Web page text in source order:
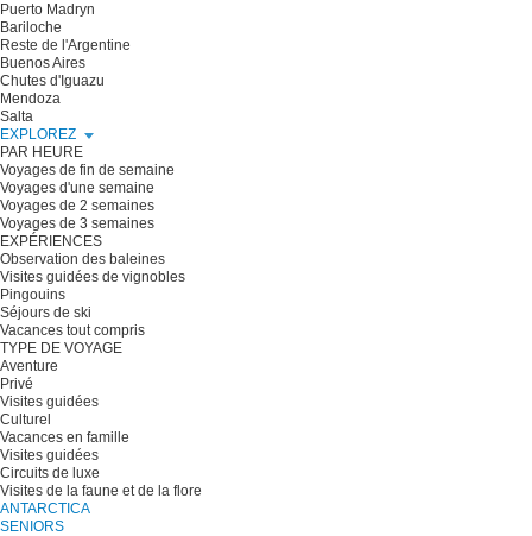
Puerto Madryn
Bariloche
Reste de l'Argentine
Buenos Aires
Chutes d'Iguazu
Mendoza
Salta
EXPLOREZ
PAR HEURE
Voyages de fin de semaine
Voyages d'une semaine
Voyages de 2 semaines
Voyages de 3 semaines
EXPÉRIENCES
Observation des baleines
Visites guidées de vignobles
Pingouins
Séjours de ski
Vacances tout compris
TYPE DE VOYAGE
Aventure
Privé
Visites guidées
Culturel
Vacances en famille
Visites guidées
Circuits de luxe
Visites de la faune et de la flore
ANTARCTICA
SENIORS